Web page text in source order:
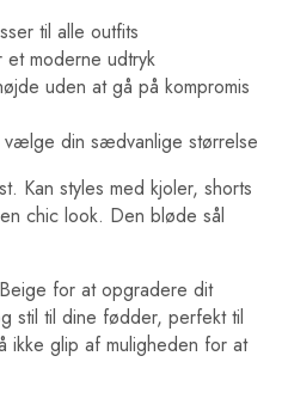
til alle outfits
moderne udtryk
uden at gå på kompromis
din sædvanlige størrelse
Kan styles med kjoler, shorts
chic look. Den bløde sål
for at opgradere dit
stil til dine fødder, perfekt til
ikke glip af muligheden for at